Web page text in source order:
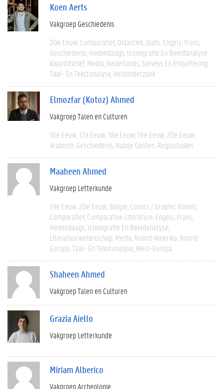
Koen Aerts
Vakgroep Geschiedenis
20e Eeuw Comparatief Didactiek Duits Engels Frans
Geschiedenis Hedendaags Iconografie En Beeldanalyse
Kwantitatief Media Nederlands Surveys En Enquêtering
Taal- En Tekstanalyse Veldonderzoek
Elmozfar (Kotoz) Ahmed
Vakgroep Talen en Culturen
16e Eeuw 17e Eeuw 18e Eeuw 19e Eeuw 20e Eeuw
Arabisch Geschiedenis Nabije Oosten Regiostudies
Maaheen Ahmed
Vakgroep Letterkunde
19e Eeuw 20e Eeuw België Comics / Graphic Novels
Comparatief Comparative Literature Engels Frans
Hedendaags Iconografie En Beeldanalyse
Literatuurwetenschap Media Noord-Amerika Noord-
Europa Taal- En Tekstanalyse West-Europa
Shaheen Ahmed
Vakgroep Talen en Culturen
Grazia Aiello
Vakgroep Letterkunde
Miriam Alberico
Vakgroep Archeologie